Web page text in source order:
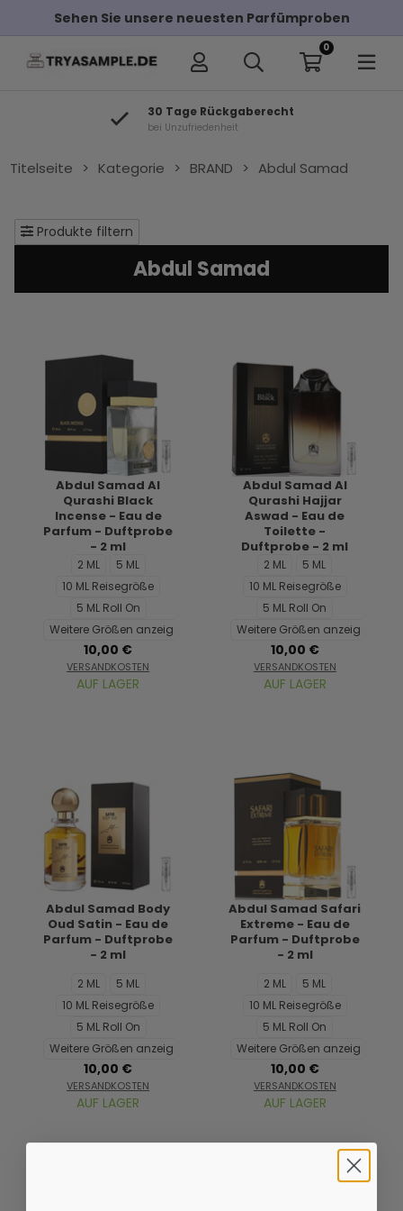
Sehen Sie unsere neuesten Parfümproben
0
30 Tage Rückgaberecht
bei Unzufriedenheit
Titelseite > Kategorie > BRAND > Abdul Samad
Produkte filtern
Abdul Samad
Abdul Samad Al
Qurashi Black
Incense - Eau de
Parfum - Duftprobe
- 2 ml
2 ML
5 ML
10 ML Reisegröße
5 ML Roll On
Weitere Größen anzeigen...
10,00 €
VERSANDKOSTEN
AUF LAGER
Abdul Samad Al
Qurashi Hajjar
Aswad - Eau de
Toilette -
Duftprobe - 2 ml
2 ML
5 ML
10 ML Reisegröße
5 ML Roll On
Weitere Größen anzeigen...
10,00 €
VERSANDKOSTEN
AUF LAGER
Abdul Samad Body
Oud Satin - Eau de
Parfum - Duftprobe
- 2 ml
2 ML
5 ML
10 ML Reisegröße
5 ML Roll On
Weitere Größen anzeigen...
10,00 €
VERSANDKOSTEN
AUF LAGER
Abdul Samad Safari
Extreme - Eau de
Parfum - Duftprobe
- 2 ml
2 ML
5 ML
10 ML Reisegröße
5 ML Roll On
Weitere Größen anzeigen...
10,00 €
VERSANDKOSTEN
AUF LAGER